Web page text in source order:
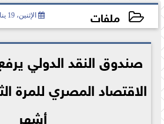
ملفات الإثنين، 19 يناير 2026
2026-01-19 13:10:26
صندوق النقد الدولي
الاقتصاد المصري للمرة
أشهر